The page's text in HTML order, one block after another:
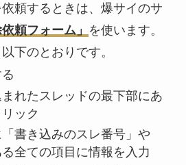
頼するときは、爆サイのサ
依頼フォーム」 を使います。
下のとおりです。
れたスレッドの最下部にあ
ック
書き込みのスレ番号」や
る全ての項目に情報を入力